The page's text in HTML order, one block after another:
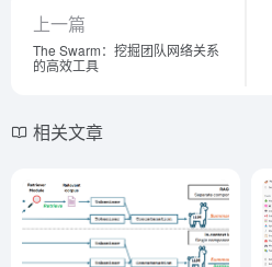
上一篇
The Swarm：挖掘团队网络关系
的高效工具
相关文章